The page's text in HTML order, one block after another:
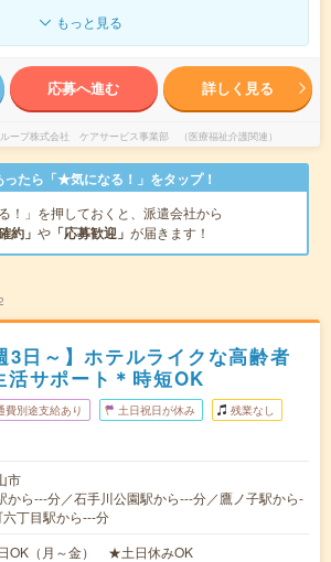
もっと見る
応募へ進む 詳しく見る
ープ株式会社 ケアサービス事業部 （医療福祉介護関連）
ったら「★気になる！」をタップ！
！」を押しておくと、派遣会社から
約」 や 「応募歓迎」 が届きます！
3日～】ホテルライクな高齢者
活サポート＊時短OK
費別途支給あり 土日祝日が休み 残業なし
市
から---分／石手川公園駅から---分／鷹ノ子駅から-
丁目駅から---分
OK（月～金） ★土日休みOK